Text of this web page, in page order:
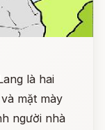
là hai
mặt mày
người nhà